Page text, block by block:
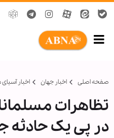
صفحه اصلی اخبار جهان اخبار
تظاهرات
در پی یک حادثه